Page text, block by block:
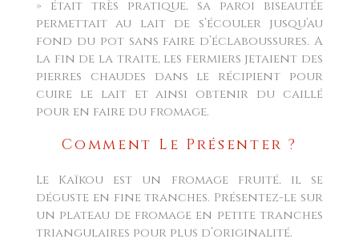
» était très pratique, sa paroi biseautée
permettait au lait de s’écouler jusqu’au
fond du pot sans faire d’éclaboussures. A
la fin de la traite, les fermiers jetaient des
pierres chaudes dans le récipient pour
cuire le lait et ainsi obtenir du caillé
pour en faire du fromage.
Comment Le Présenter ?
Le Kaïkou est un fromage fruité, il se
déguste en fine tranches. Présentez-le sur
un plateau de fromage en petite tranches
triangulaires pour plus d’originalité.